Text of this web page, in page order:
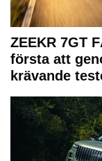
ZEEKR 7GT
första att
krävande